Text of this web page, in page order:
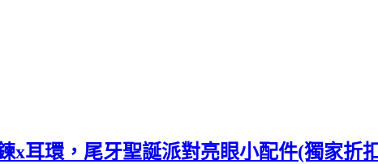
x耳環，尾牙聖誕派對亮眼小配件(獨家折